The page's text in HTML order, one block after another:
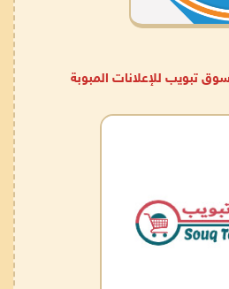
تبويب للإعلانات المبوبة